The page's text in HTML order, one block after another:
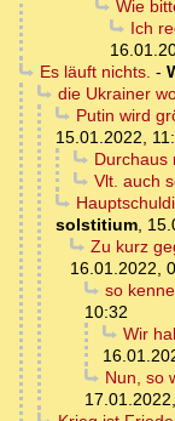
Wie
Ich
Es läuft nichts. -
die Ukrainer
Putin wird
15.01.2022,
Durchaus
Vlt. auch
solstitium,
Zu kurz
16.01.2022,
so
10:32
Wir
Nun, so